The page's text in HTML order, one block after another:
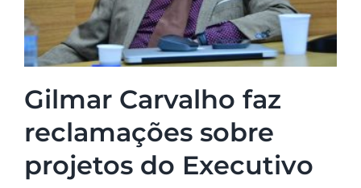
Gilmar Carvalho faz
reclamações sobre
projetos do Executivo